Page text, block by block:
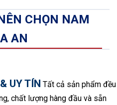
CHỌN NAM
AN
UY TÍN Tất cả sản phẩm đều
chất lượng hàng đầu và sẵn